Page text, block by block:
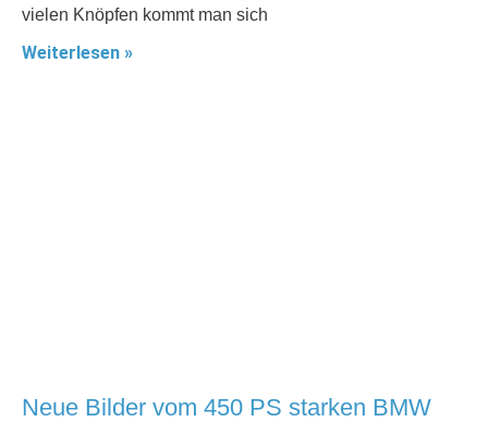
vielen Knöpfen kommt man sich
Weiterlesen »
Neue Bilder vom 450 PS starken BMW